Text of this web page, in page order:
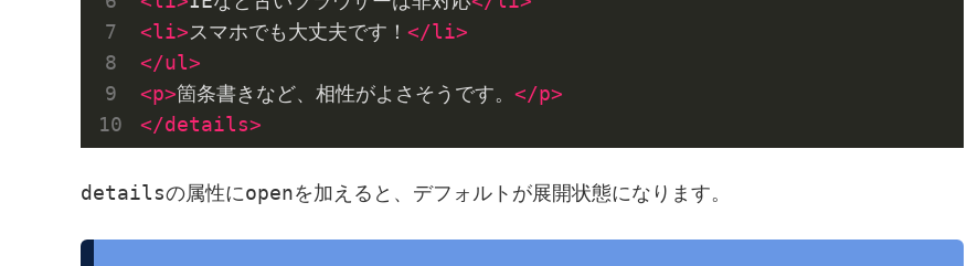
<li>スマホでも大丈夫です！ </li>
</ul>
<p>箇条書きなど、相性がよさそうです。 </p>
</details>
detailsの属性にopenを加えると、デフォルトが展開状態になります。